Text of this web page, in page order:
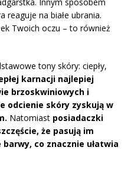
reaguje na białe ubrania.
Twoich oczu – to również
tony skóry: ciepły,
karnacji najlepiej
brzoskwiniowych i
odcienie skóry zyskują w
Natomiast posiadaczki
że pasują im
barwy, co znacznie ułatwia